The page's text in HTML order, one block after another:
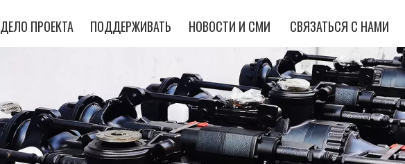
ДЕЛО ПРОЕКТА ПОДДЕРЖИВАТЬ НОВОСТИ И СМИ СВЯЗАТЬСЯ С НАМИ